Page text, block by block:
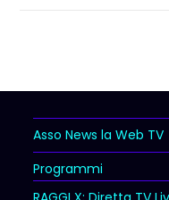
Asso News la Web TV
Programmi